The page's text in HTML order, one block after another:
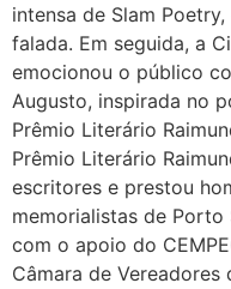
intensa de Slam
falada. Em seguida, a
emocionou o público
Augusto, inspirada no
Prêmio Literário
Prêmio Literário
escritores e prestou
memorialistas de
com o apoio do
Câmara de